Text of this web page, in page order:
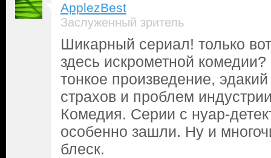
ApplezBest
Заслуженный зритель
Шикарный сериал! только
здесь искрометной
тонкое произведение,
страхов и проблем
Комедия. Серии с нуар-
особенно зашли. Ну и
блеск.